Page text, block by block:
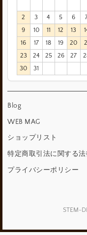
2
3 4 5 6
9
10 11 12 13
16
17 18 19 20
23
24 25 26 27
30
31
Blog
WEB MAG
ショップリスト
特定商取引法に関する
プライバシーポリシー
STEM-